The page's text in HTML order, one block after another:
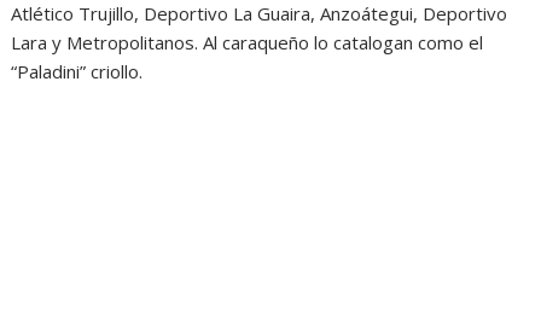
Atlético Trujillo, Deportivo La Guaira, Anzoátegui, Deportivo
Lara y Metropolitanos. Al caraqueño lo catalogan como el
“Paladini” criollo.